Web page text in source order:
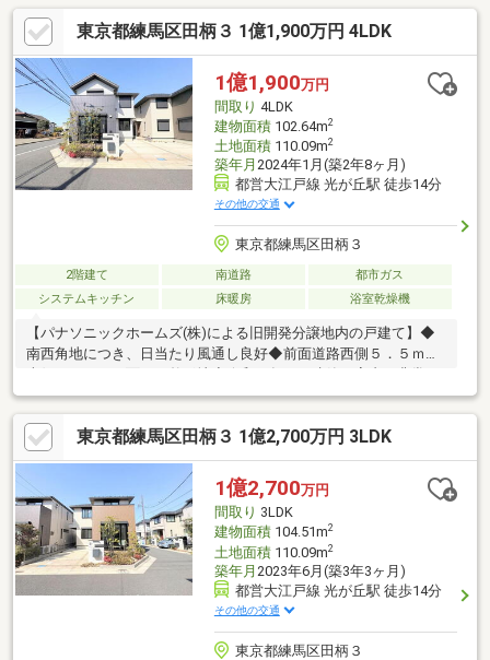
様の【夢】や【理想】をお聞かせ下さい。「行って良かった！会
って良かった！そして楽しかった！」と思って頂けるようスタッ
フ一同【夢に！人に！住まいに本気です！！】【資料請求】又は
【見学予約】ボタンをクリック又は東宝ハウス武蔵野【フリーダ
イヤル:0120-130-510】までお気軽にご連絡下さいませ。
東京都練馬区田柄３ 1億1,900万円 4LDK
1億1,900万円
間取り 4LDK
建物面積102.64m2
土地面積110.09m2
築年月 2024年1月(築2年8ヶ月)
都営大江戸線 光が丘駅 徒歩14分
その他の交通
東京都練馬区田柄３
2階建て 南道路
都市ガス
システムキッチン
床暖房 浴室乾燥機
【パナソニックホームズ(株)による旧開発分譲地内の戸建て】◆
南西角地につき、日当たり風通し良好◆前面道路西側５．５ｍ、
きれいにお使いです◆ウッドデッキ、宅配ボックス、立水栓あり
◆カースペースのサイズは奥行約5 000mm、幅約4 000mm◆床暖
房あり（リビングダイニング部分）◆サッシはＬｏｗ－Ｅ複層ガ
ラスを採用◆１Ｆ、２Ｆシャッター付(１Ｆ電動、２Ｆ手動)◆リ
ビングにはワイドサッシを採用しており開放感があります◆１Ｆ
のファミリースペースに間仕切壁を施工すれば５ＬＤＫにするこ
とも可能です
東京都練馬区田柄３ 1億2,700万円 3LDK
1億2,700万円
間取り 3LDK
建物面積104.51m2
土地面積110.09m2
築年月 2023年6月(築3年3ヶ月)
都営大江戸線 光が丘駅 徒歩14分
その他の交通
東京都練馬区田柄３